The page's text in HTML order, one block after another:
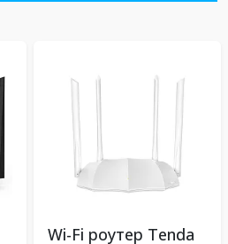
Wi-Fi роутер Tenda